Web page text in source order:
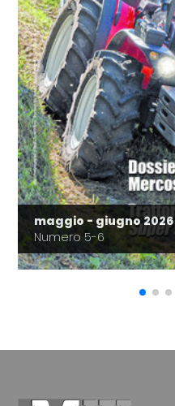
maggio - giugno 2026
Numero 5-6